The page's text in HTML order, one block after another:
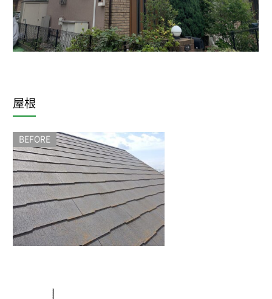
屋根
BEFORE